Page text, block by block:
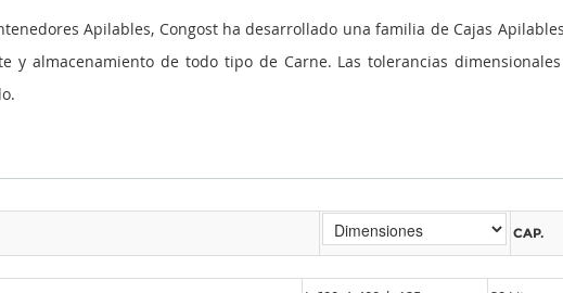
Apilables, Congost ha desarrollado una familia de Cajas
y almacenamiento de todo tipo de Carne. Las tolerancias
CAP.